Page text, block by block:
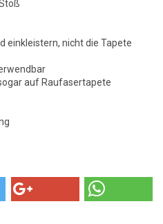
einkleistern, nicht die Tapete
auf Raufasertapete